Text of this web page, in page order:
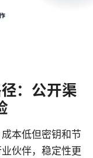
：公开渠
本低但密钥和节
伙伴，稳定性更